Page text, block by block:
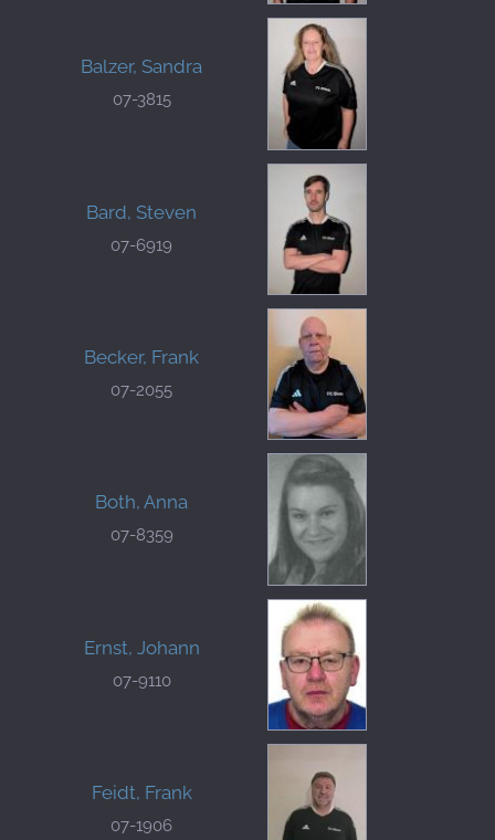
Balzer, Sandra
07-3815
Bard, Steven
07-6919
Becker, Frank
07-2055
Both, Anna
07-8359
Ernst, Johann
07-9110
Feidt, Frank
07-1906